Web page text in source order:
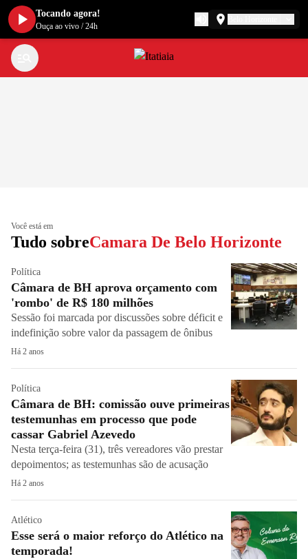
Você está em
Tudo sobreCamara De Belo Horizonte
Política
Câmara de BH aprova orçamento com
'rombo' de R$ 180 milhões
Sessão foi marcada por discussões sobre déficit e
indefinição sobre valor da passagem de ônibus
Há 2 anos
Política
Câmara de BH: comissão ouve primeiras
testemunhas em processo que pode
cassar Gabriel Azevedo
Nesta terça-feira (31), três vereadores vão prestar
depoimentos; as testemunhas são de acusação
Há 2 anos
Atlético
Esse será o maior reforço do Atlético na
temporada!
Tocando agora!
Ouça ao vivo /24h